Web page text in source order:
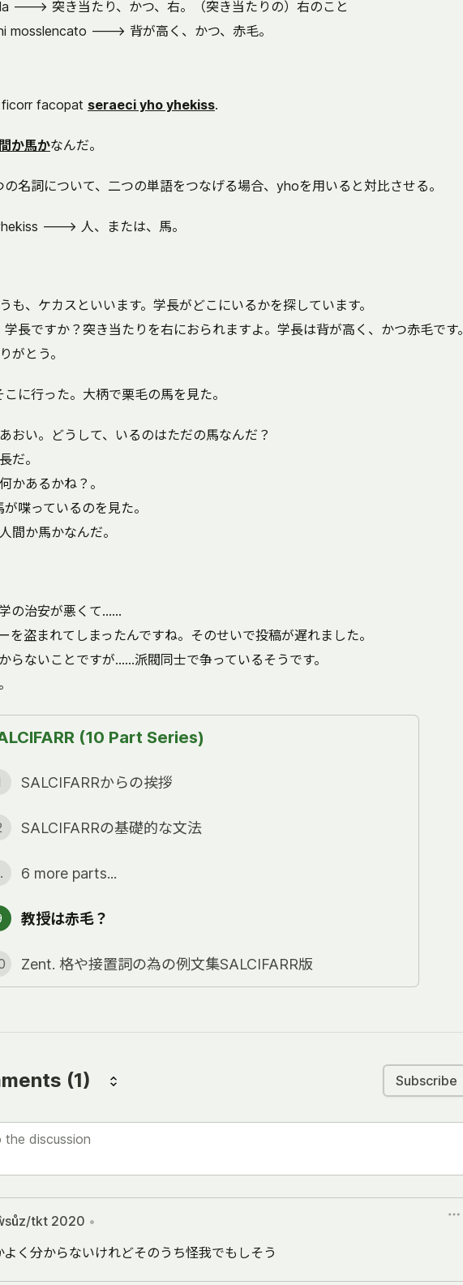
---> 突き当たり、かつ、右。（突き当たりの）右のこと
mosslencato ---> 背が高く、かつ、赤毛。
ficorr facopat seraeci yho yhekiss.
か馬かなんだ。
名詞について、二つの単語をつなげる場合、yhoを用いると対比させる。
---> 人、または、馬。
も、ケカスといいます。学長がどこにいるかを探しています。
学長ですか？突き当たりを右におられますよ。学長は背が高く、かつ赤毛です。
がとう。
に行った。大柄で栗毛の馬を見た。
おい。どうして、いるのはただの馬なんだ？
だ。
かあるかね？。
喋っているのを見た。
間か馬かなんだ。
の治安が悪くて……
を盗まれてしまったんですね。そのせいで投稿が遅れました。
らないことですが……派閥同士で争っているそうです。
(10 Part Series)
SALCIFARRからの挨拶
SALCIFARRの基礎的な文法
6 more parts...
教授は赤毛？
Zent. 格や接置詞の為の例文集SALCIFARR版
(1) Subscribe
tkt 2020 •
よく分からないけれどそのうち怪我でもしそう